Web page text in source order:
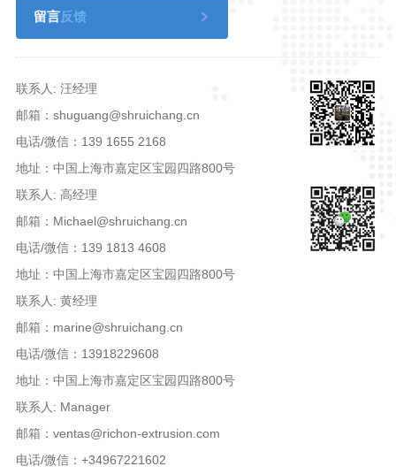
留言反馈
联系人: 汪经理
邮箱：shuguang@shruichang.cn
电话/微信：139 1655 2168
地址：中国上海市嘉定区宝园四路800号
联系人: 高经理
邮箱：Michael@shruichang.cn
电话/微信：139 1813 4608
地址：中国上海市嘉定区宝园四路800号
联系人: 黄经理
邮箱：marine@shruichang.cn
电话/微信：13918229608
地址：中国上海市嘉定区宝园四路800号
联系人: Manager
邮箱：ventas@richon-extrusion.com
电话/微信：+34967221602